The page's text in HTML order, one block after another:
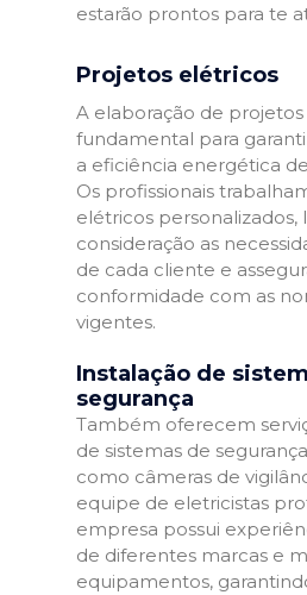
estarão prontos para te
Projetos elétricos
A elaboração de
fundamental para
a eficiência energética
Os profissionais
elétricos personalizados,
consideração as
de cada cliente e
conformidade com as
vigentes.
Instalação de
segurança
Também oferecem
de sistemas de
como câmeras de
equipe de eletricistas
empresa possui
de diferentes marcas e
equipamentos,